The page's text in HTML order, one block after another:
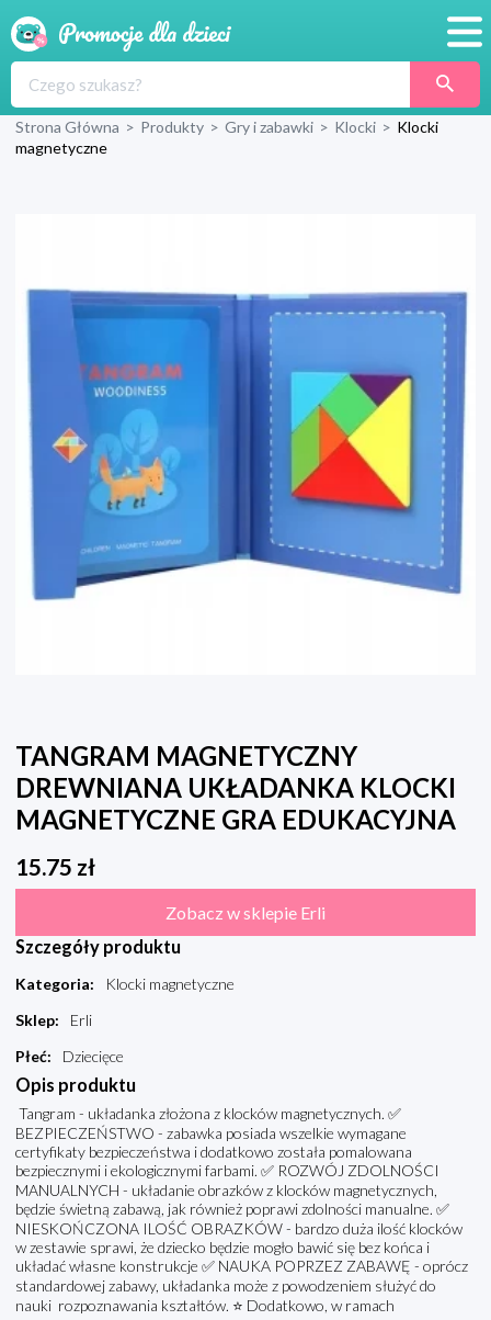
Produkty
Wyprawka
Strona Główna > Produkty > Gry i zabawki > Klocki > Klocki
magnetyczne
TANGRAM MAGNETYCZNY
DREWNIANA UKŁADANKA KLOCKI
MAGNETYCZNE GRA EDUKACYJNA
15.75 zł
Zobacz w sklepie Erli
Szczegóły produktu
Kategoria:
Klocki magnetyczne
Sklep:
Erli
Płeć: Dziecięce
Opis produktu
Tangram - układanka złożona z klocków magnetycznych. ✅
BEZPIECZEŃSTWO - zabawka posiada wszelkie wymagane
certyfikaty bezpieczeństwa i dodatkowo została pomalowana
bezpiecznymi i ekologicznymi farbami. ✅ ROZWÓJ ZDOLNOŚCI
MANUALNYCH - układanie obrazków z klocków magnetycznych,
będzie świetną zabawą, jak również poprawi zdolności manualne. ✅
NIESKOŃCZONA ILOŚĆ OBRAZKÓW - bardzo duża ilość klocków
w zestawie sprawi, że dziecko będzie mogło bawić się bez końca i
układać własne konstrukcje ✅ NAUKA POPRZEZ ZABAWĘ - oprócz
standardowej zabawy, układanka może z powodzeniem służyć do
nauki rozpoznawania kształtów. ⭐ Dodatkowo, w ramach